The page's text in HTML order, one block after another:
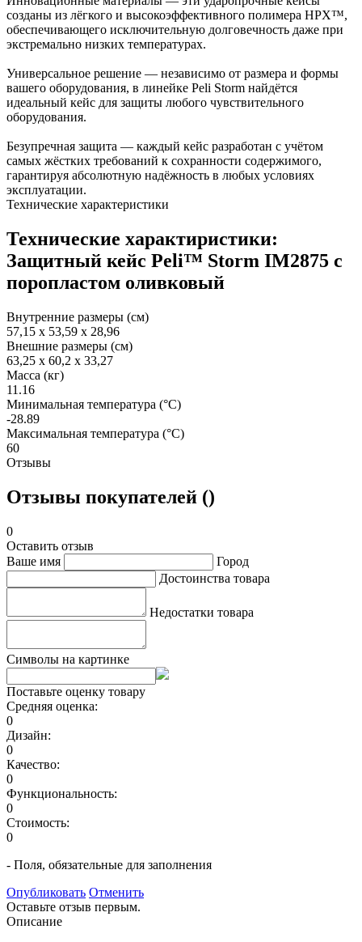
созданы из лёгкого и высокоэффективного полимера HPX™,
обеспечивающего исключительную долговечность даже при
экстремально низких температурах.
Универсальное решение — независимо от размера и формы
вашего оборудования, в линейке Peli Storm найдётся
идеальный кейс для защиты любого чувствительного
оборудования.
Безупречная защита — каждый кейс разработан с учётом
самых жёстких требований к сохранности содержимого,
гарантируя абсолютную надёжность в любых условиях
эксплуатации.
Технические характеристики
Технические характиристики:
Защитный кейс Peli™ Storm IM2875 с
поропластом оливковый
Внутренние размеры (см)
57,15 x 53,59 x 28,96
Внешние размеры (см)
63,25 x 60,2 x 33,27
Масса (кг)
11.16
Минимальная температура (°C)
-28.89
Максимальная температура (°C)
60
Отзывы
Отзывы покупателей ()
0
Оставить отзыв
Ваше имя
Город
Достоинства товара
Недостатки товара
Символы на картинке
Поставьте оценку товару
Средняя оценка:
0
Дизайн:
0
Качество:
0
Функциональность:
0
Стоимость:
0
- Поля, обязательные для заполнения
Опубликовать Отменить
Оставьте отзыв первым.
Описание